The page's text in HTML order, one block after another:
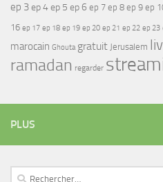
ep 3ep 4ep 5 ep 6 ep 7 ep 8 ep 9 ep
16 ep 17 ep 18 ep 19 ep 20 ep 21 ep 22 ep 23
marocain Ghouta gratuit Jerusalem
ramadan regarder
PLUS
Rechercher :